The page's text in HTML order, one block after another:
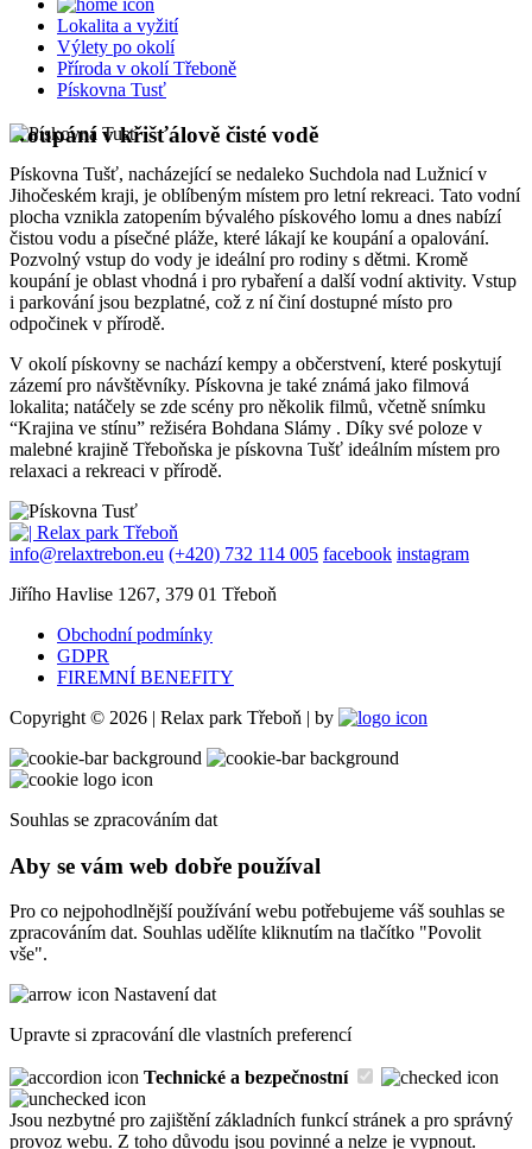
Lokalita a vyžití
Výlety po okolí
Příroda v okolí Třeboně
Pískovna Tusť
Koupání v křišťálově čisté vodě
Pískovna Tušť, nacházející se nedaleko Suchdola nad Lužnicí v
Jihočeském kraji, je oblíbeným místem pro letní rekreaci. Tato vodní
plocha vznikla zatopením bývalého pískového lomu a dnes nabízí
čistou vodu a písečné pláže, které lákají ke koupání a opalování.
Pozvolný vstup do vody je ideální pro rodiny s dětmi. Kromě
koupání je oblast vhodná i pro rybaření a další vodní aktivity. Vstup
i parkování jsou bezplatné, což z ní činí dostupné místo pro
odpočinek v přírodě.
V okolí pískovny se nachází kempy a občerstvení, které poskytují
zázemí pro návštěvníky. Pískovna je také známá jako filmová
lokalita; natáčely se zde scény pro několik filmů, včetně snímku
“Krajina ve stínu” režiséra Bohdana Slámy . Díky své poloze v
malebné krajině Třeboňska je pískovna Tušť ideálním místem pro
relaxaci a rekreaci v přírodě.
info@relaxtrebon.eu (+420) 732 114 005 facebook instagram
Jiřího Havlise 1267, 379 01 Třeboň
Obchodní podmínky
GDPR
FIREMNÍ BENEFITY
Copyright © 2026 | Relax park Třeboň | by
Souhlas se zpracováním dat
Aby se vám web dobře používal
Pro co nejpohodlnější používání webu potřebujeme váš souhlas se
zpracováním dat. Souhlas udělíte kliknutím na tlačítko "Povolit
vše".
Nastavení dat
Upravte si zpracování dle vlastních preferencí
Technické a bezpečnostní
Jsou nezbytné pro zajištění základních funkcí stránek a pro správný
provoz webu. Z toho důvodu jsou povinné a nelze je vypnout.